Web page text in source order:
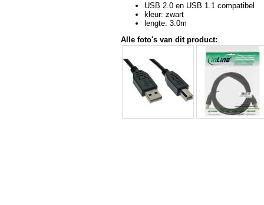
USB 2.0 en USB 1.1 compatibel
kleur: zwart
lengte: 3.0m
Alle foto's van dit product: